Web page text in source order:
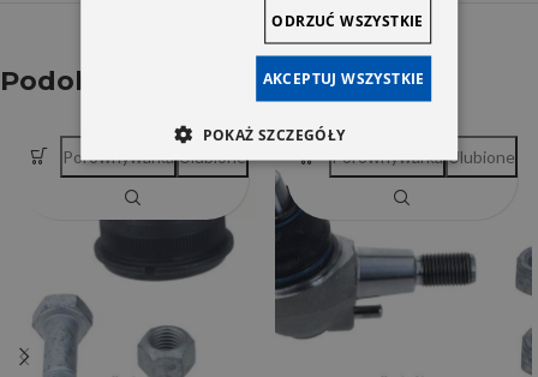
Podobne produkty
Porównywarka Ulubione Porównywarka Ulubione
AKCEPTUJ WSZYSTKIE
ODRZUĆ WSZYSTKIE
POKAŻ SZCZEGÓŁY